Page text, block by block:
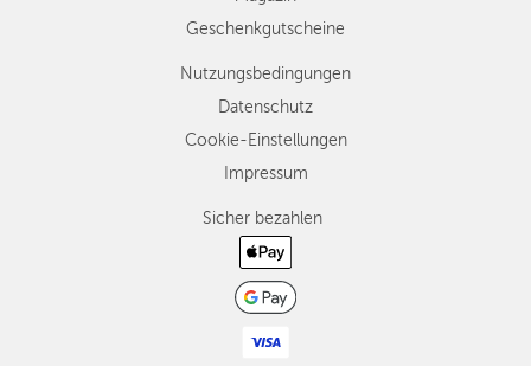
Geschenkgutscheine
Nutzungsbedingungen
Datenschutz
Cookie-Einstellungen
Impressum
Sicher bezahlen